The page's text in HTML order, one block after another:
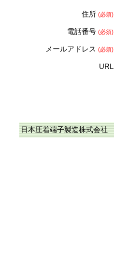
住所 (必須)
電話番号 (必須)
メールアドレス (必須)
URL
日本圧着端子製造株式会社